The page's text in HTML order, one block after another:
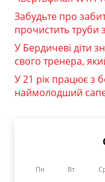
Забудьте про
прочистить труби
У Бердичеві діти
свого тренера,
У 21 рік працює з
наймолодший
Пн Вт